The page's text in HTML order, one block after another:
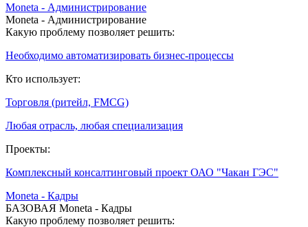
Moneta - Администрирование
Moneta - Администрирование
Какую проблему позволяет решить:
Необходимо автоматизировать бизнес-процессы
Кто использует:
Торговля (ритейл, FMCG)
Любая отрасль, любая специализация
Проекты:
Комплексный консалтинговый проект ОАО "Чакан ГЭС"
Moneta - Кадры
БАЗОВАЯ Moneta - Кадры
Какую проблему позволяет решить: